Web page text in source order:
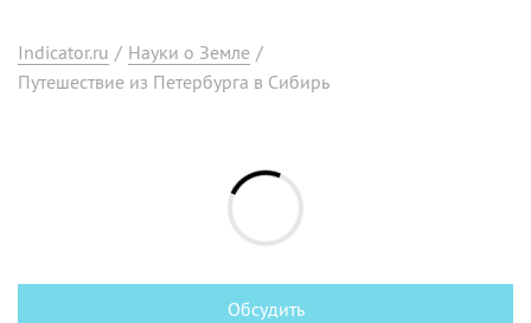
Indicator.ru / Науки о Земле /
Путешествие из Петербурга в Сибирь
Обсудить